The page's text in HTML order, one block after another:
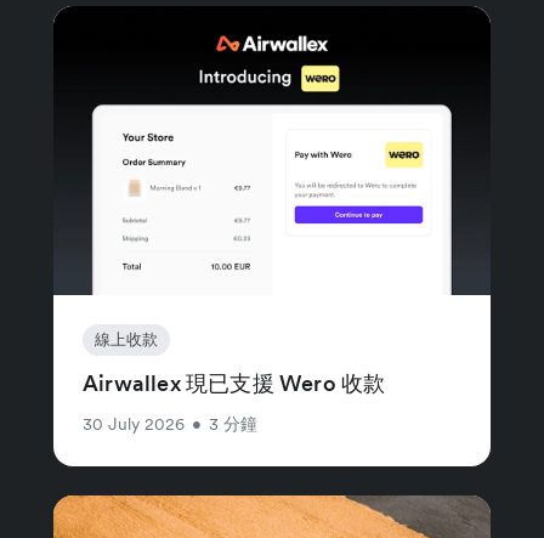
線上收款
Airwallex 現已支援 Wero 收款
30 July 2026 • 3 分鐘